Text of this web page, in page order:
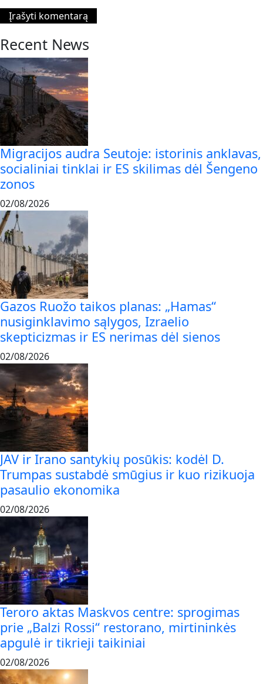
Recent News
Migracijos audra Seutoje: istorinis anklavas,
socialiniai tinklai ir ES skilimas dėl Šengeno
zonos
02/08/2026
Gazos Ruožo taikos planas: „Hamas“
nusiginklavimo sąlygos, Izraelio
skepticizmas ir ES nerimas dėl sienos
02/08/2026
JAV ir Irano santykių posūkis: kodėl D.
Trumpas sustabdė smūgius ir kuo rizikuoja
pasaulio ekonomika
02/08/2026
Teroro aktas Maskvos centre: sprogimas
prie „Balzi Rossi“ restorano, mirtininkės
apgulė ir tikrieji taikiniai
02/08/2026